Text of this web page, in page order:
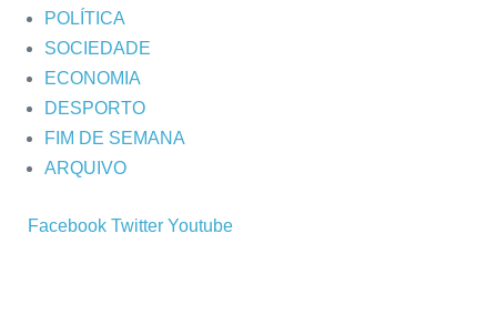
POLÍTICA
SOCIEDADE
ECONOMIA
DESPORTO
FIM DE SEMANA
ARQUIVO
Facebook Twitter Youtube